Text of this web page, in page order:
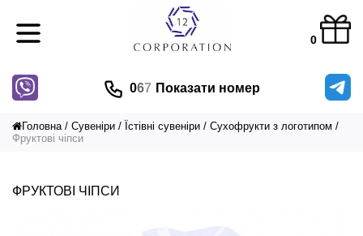
0
067 Показати номер
Головна Сувеніри Їстівні сувеніри
Сухофрукти з логотипом
Фруктові чіпси
ФРУКТОВІ ЧІПСИ